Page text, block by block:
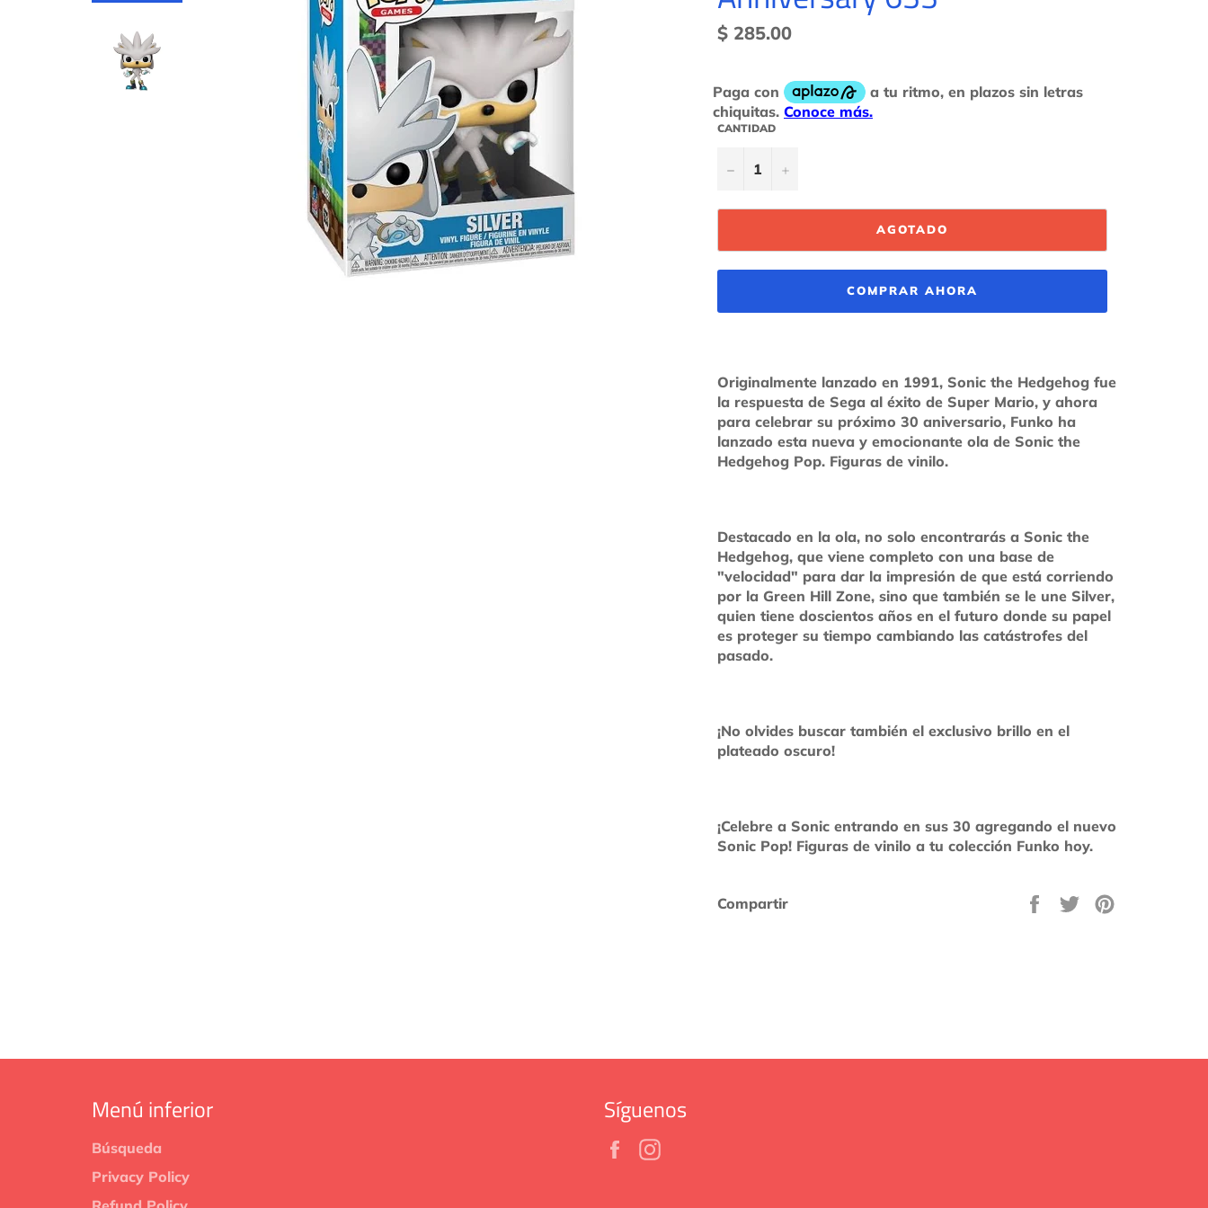
Precio
habitual
$ 285.00
CANTIDAD
− +
AGOTADO
COMPRAR AHORA
Originalmente lanzado en 1991, Sonic the Hedgehog fue
la respuesta de Sega al éxito de Super Mario, y ahora
para celebrar su próximo 30 aniversario, Funko ha
lanzado esta nueva y emocionante ola de Sonic the
Hedgehog Pop. Figuras de vinilo.
Destacado en la ola, no solo encontrarás a Sonic the
Hedgehog, que viene completo con una base de
"velocidad" para dar la impresión de que está corriendo
por la Green Hill Zone, sino que también se le une Silver,
quien tiene doscientos años en el futuro donde su papel
es proteger su tiempo cambiando las catástrofes del
pasado.
¡No olvides buscar también el exclusivo brillo en el
plateado oscuro!
¡Celebre a Sonic entrando en sus 30 agregando el nuevo
Sonic Pop! Figuras de vinilo a tu colección Funko hoy.
Compartir
Compartir
Tuitear
Menú inferior
Búsqueda
Privacy Policy
Síguenos
Facebook